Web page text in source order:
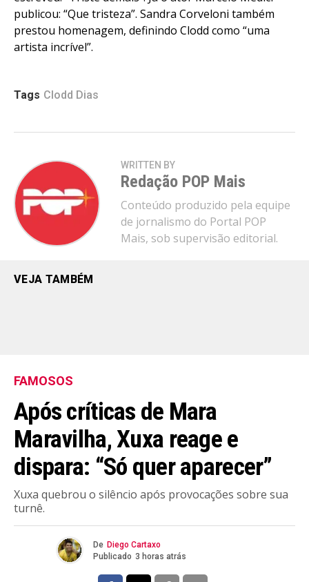
publicou: “Que tristeza”. Sandra Corveloni também
prestou homenagem, definindo Clodd como “uma
artista incrível”.
Tags Clodd Dias
WRITTEN BY
Redação POP Mais
Conteúdo produzido pela equipe
de jornalismo do Portal POP
Mais, sob supervisão editorial.
VEJA TAMBÉM
FAMOSOS
Após críticas de Mara
Maravilha, Xuxa reage e
dispara: “Só quer aparecer”
Xuxa quebrou o silêncio após provocações sobre sua
turnê.
De Diego Cartaxo
Publicado 3 horas atrás